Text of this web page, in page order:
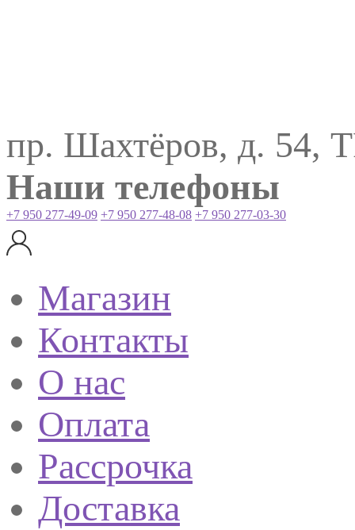
пр. Шахтёров, д. 54,
Наши телефоны
+7 950 277-49-09 +7 950 277-48-08 +7 950 277-03-30
Магазин
Контакты
О нас
Оплата
Рассрочка
Доставка